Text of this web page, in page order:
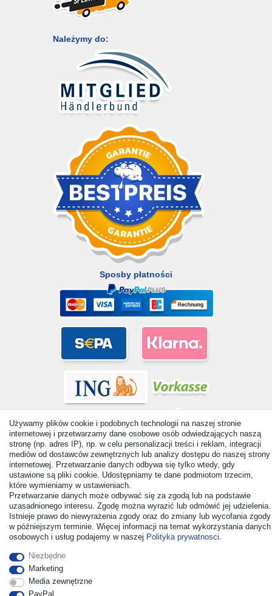
Należymy do:
Sposby płatności
© Copyright 2026 | Wszelkie prawa zastrzezone. - All rights
reserved. Prices incl. VAT. 19% VAT Basic prices see article detail
| * Applies to deliveries to the UK!
Używamy plików cookie i podobnych technologii na naszej stronie
internetowej i przetwarzamy dane osobowe osób odwiedzających naszą
stronę (np. adres IP), np. w celu personalizacji treści i reklam, integracji
mediów od dostawców zewnętrznych lub analizy dostępu do naszej strony
internetowej. Przetwarzanie danych odbywa się tylko wtedy, gdy
ustawione są pliki cookie. Udostępniamy te dane podmiotom trzecim,
które wymieniamy w ustawieniach.
Przetwarzanie danych może odbywać się za zgodą lub na podstawie
uzasadnionego interesu. Zgodę można wyrazić lub odmówić jej udzielenia.
Istnieje prawo do niewyrażenia zgody oraz do zmiany lub wycofania zgody
w późniejszym terminie. Więcej informacji na temat wykorzystania danych
osobowych i usług podajemy w naszej Polityka prywatnosci.
Niezbędne
Marketing
Media zewnętrzne
PayPal
Odstąp od umowy tutaj Kontakt